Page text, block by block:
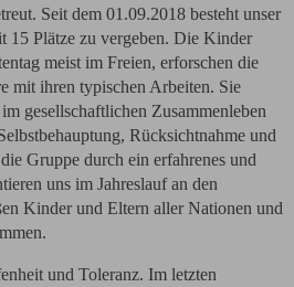
Seit dem 01.09.2018 besteht unser
15 Plätze zu vergeben. Die Kinder
meist im Freien, erforschen die
mit ihren typischen Arbeiten. Sie
gesellschaftlichen Zusammenleben
Rücksichtnahme und
Gruppe durch ein erfahrenes und
uns im Jahreslauf an den
Kinder und Eltern aller Nationen und
und Toleranz. Im letzten